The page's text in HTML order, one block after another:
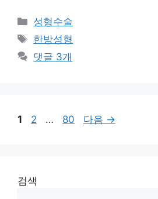
카
테
리
성형수술
태
그
한방성형
댓글 3개
페
1
페
2 …
페
80 다음 →
검색